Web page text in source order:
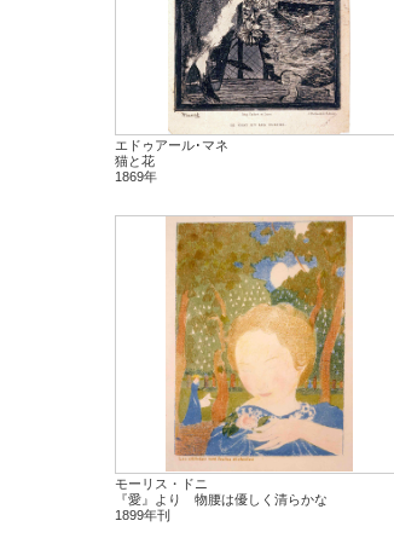
エドゥアール･マネ
猫と花
1869年
モーリス・ドニ
『愛』より 物腰は優しく清らかな
1899年刊